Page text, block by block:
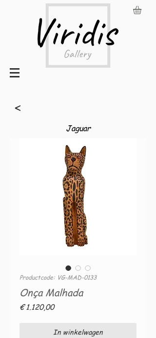
<
Jaguar
Productcode: VG-MAD-0133
Onça Malhada
€ 1.120,00Prijs
In winkelwagen